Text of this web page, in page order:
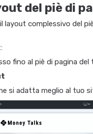
del piè di
layout complessivo del
fino al piè di pagina del
si adatta meglio al tuo